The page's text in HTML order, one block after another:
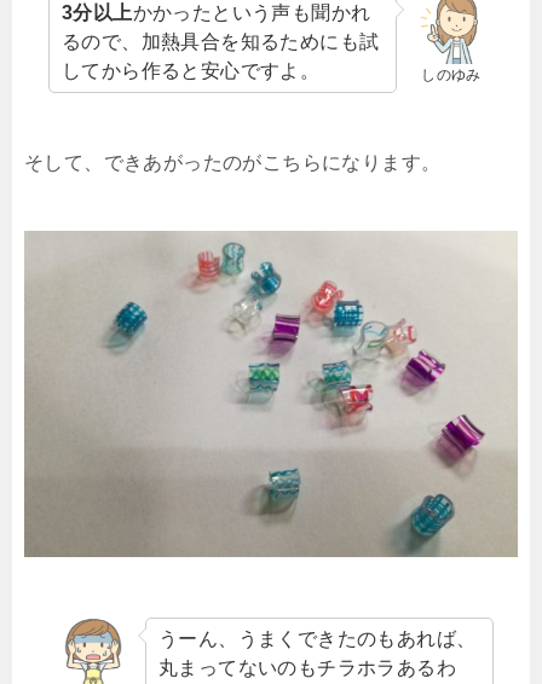
しのゆみ
3分以上かかったという声も聞かれ
るので、加熱具合を知るためにも試
してから作ると安心ですよ。
そして、できあがったのがこちらになります。
うーん、うまくできたのもあれば、
丸まってないのもチラホラあるわ